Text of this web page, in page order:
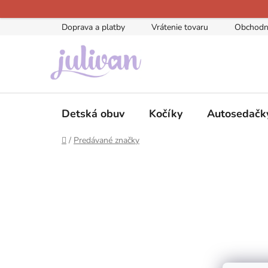
na
Doprava a platby Vrátenie tovaru
Detská obuv Kočíky
Domov
/ Predávané značky